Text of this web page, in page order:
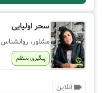
سحر اولیایی
مشاور، روانشناس
پیگیری منظم
آنلاین